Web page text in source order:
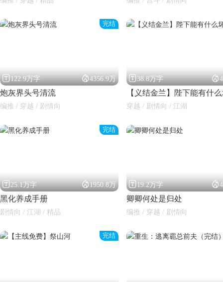
闪艺
完结
122.9万字 4356.9万
炮灰界头号清流
编推 / 穿越 / 剧情向
38.8万字 
穿越 / 剧情向 / 江湖
完结
25.1万字 1950.8万
黑化养成手册
剧情向 / 江湖 / 精品
19.2万字 
卿卿何处是归处
编推 / 穿越 / 剧情向
完结